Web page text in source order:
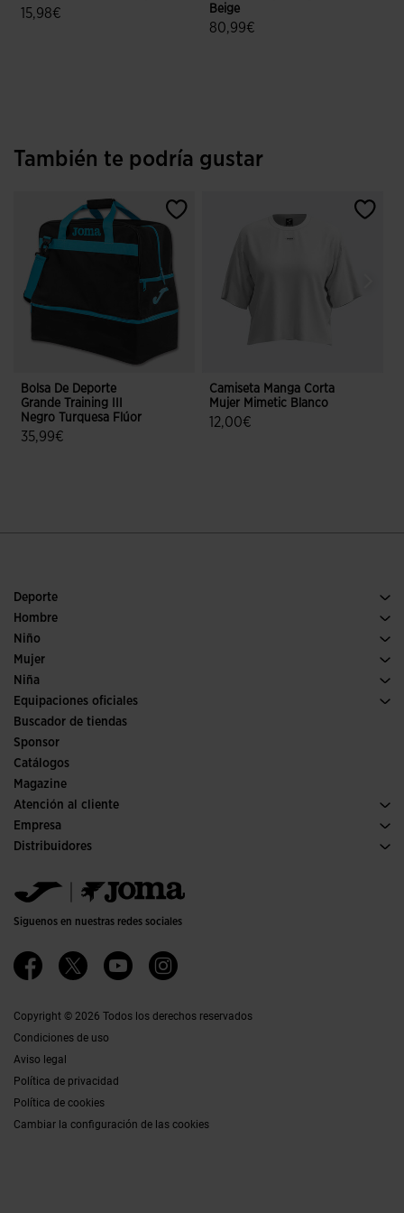
15,98€
4,2 sobre 5 de valoración de clientes
Beige
80,99€
También te podría gustar
Bolsa De Deporte
Grande Training III
Negro Turquesa Flúor
35,99€
Camiseta Manga Corta
Mujer Mimetic Blanco
12,00€
Deporte
Running
Pádel
Fútbol
Trail running
Tenis
Hombre
Calzado Hombre
Deporte
Niño
Ver todo ropa niño
Mujer
Ropa Mujer
Deporte
Niña
Ver todo ropa niña
Equipaciones oficiales
Fútbol
Fútbol sala
Comités y Federaciones
Ediciones especiales
Buscador de tiendas
Sponsor
Catálogos
Magazine
Atención al cliente
Condiciones de compra
Transporte y entrega
Preguntas frecuentes
Empresa
Historia
Política de calidad y medio ambiente
Trabaja con nosotros
Proyectos subvencionados
Canal ético
Distribuidores
Jomanet
Área marketing
Contacto
Siguenos en nuestras redes sociales
Copyright © 2026 Todos los derechos reservados
Condiciones de uso
Aviso legal
Política de privacidad
Política de cookies
Cambiar la configuración de las cookies